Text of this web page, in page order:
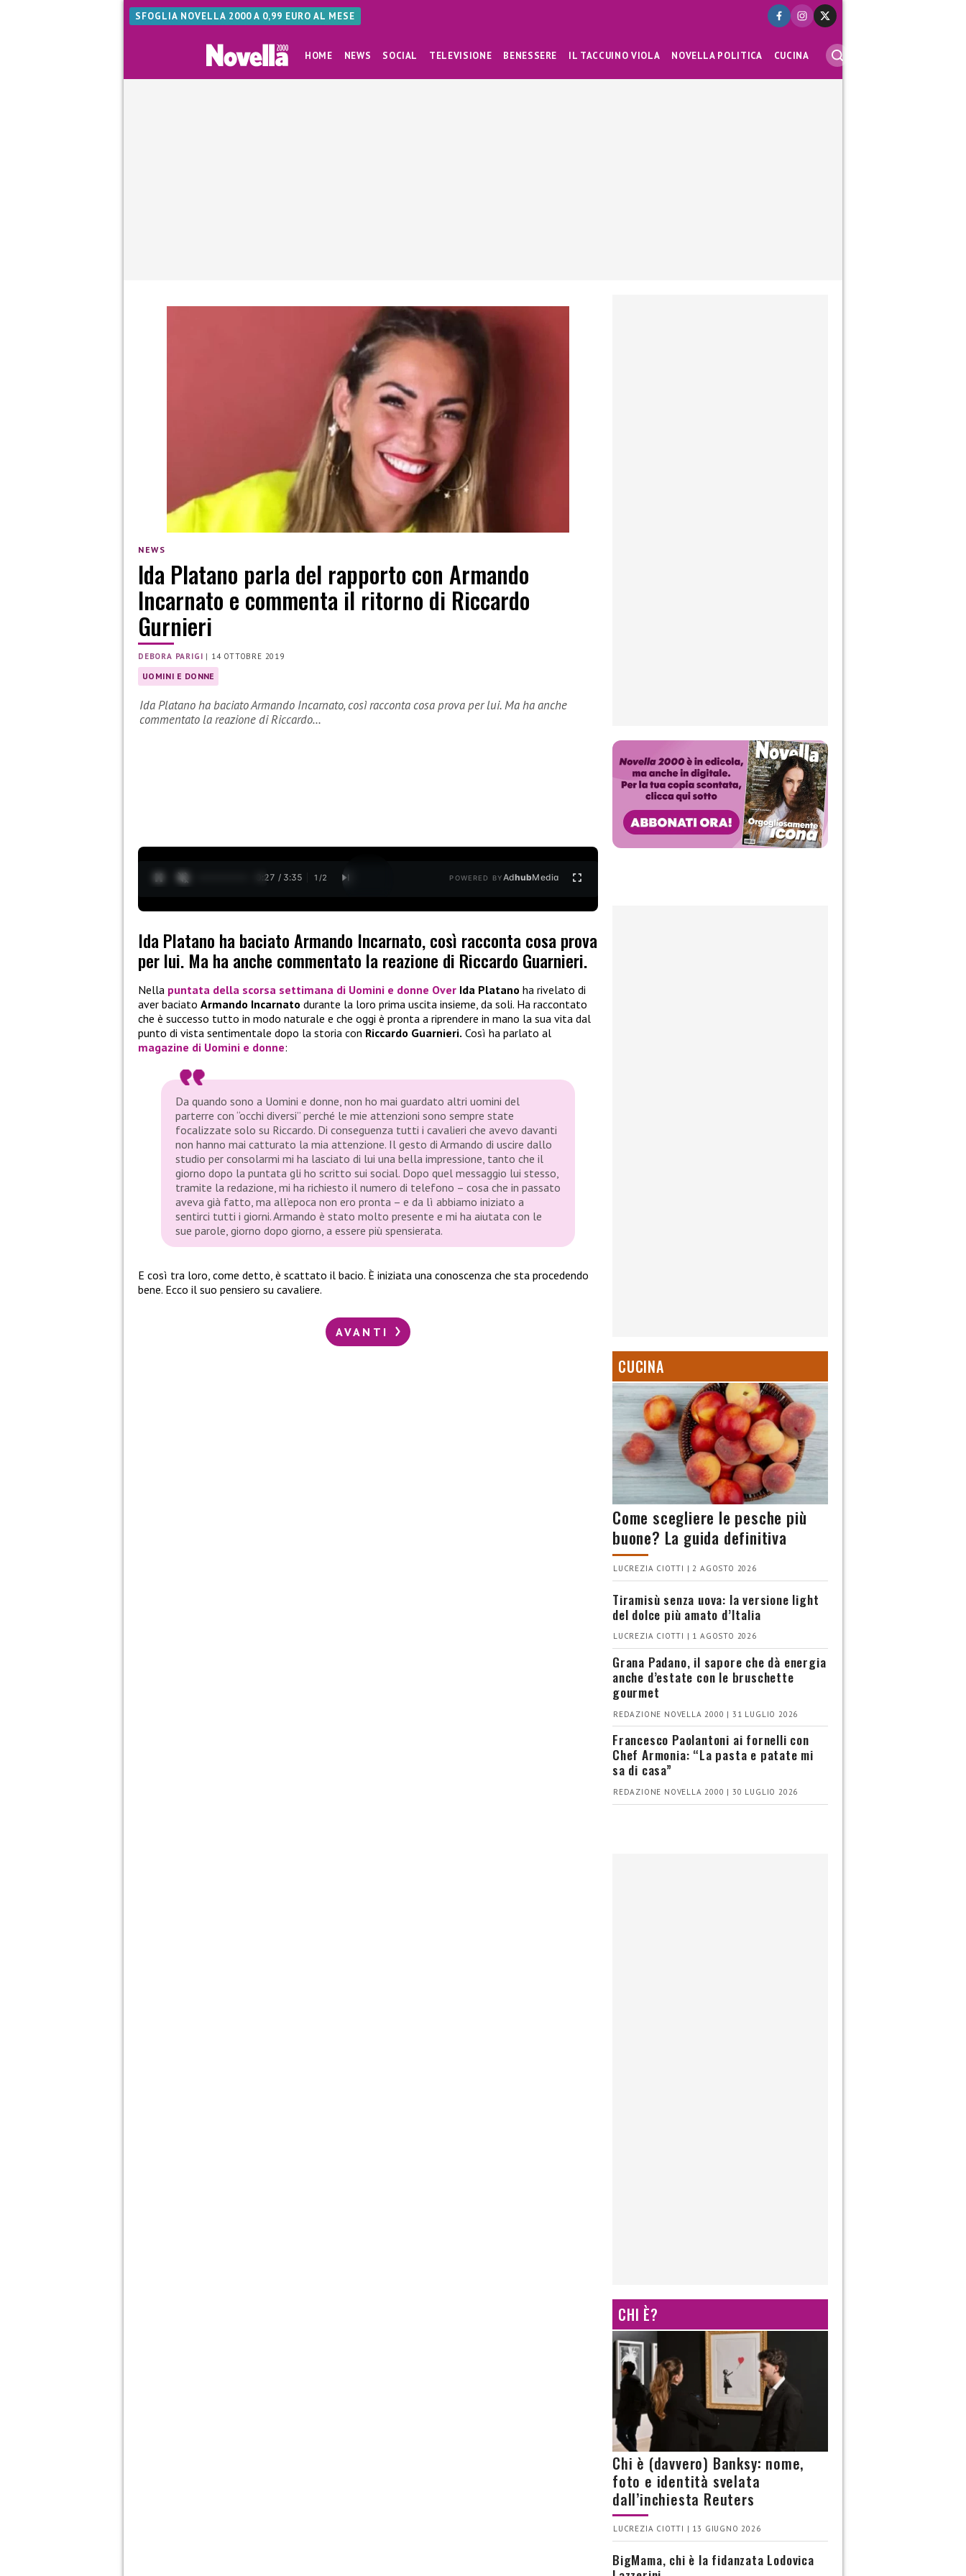
SFOGLIA NOVELLA 2000 A 0,99 EURO AL MESE
HOME NEWS SOCIAL TELEVISIONE BENESSERE IL TACCUINO VIOLA NOVELLA POLITICA CUCINA
NEWS
Ida Platano parla del rapporto con Armando
Incarnato e commenta il ritorno di Riccardo
Gurnieri
DEBORA PARIGI | 14 OTTOBRE 2019
UOMINI E DONNE
Ida Platano ha baciato Armando Incarnato, così racconta cosa prova per lui. Ma ha anche
commentato la reazione di Riccardo…
0:28 / 3:35 1 /2 POWERED BYAdhubMedia
Ida Platano ha baciato Armando Incarnato, così racconta cosa prova
per lui. Ma ha anche commentato la reazione di Riccardo Guarnieri.
Nella puntata della scorsa settimana di Uomini e donne Over Ida Platano ha rivelato di
aver baciato Armando Incarnato durante la loro prima uscita insieme, da soli. Ha raccontato
che è successo tutto in modo naturale e che oggi è pronta a riprendere in mano la sua vita dal
punto di vista sentimentale dopo la storia con Riccardo Guarnieri. Così ha parlato al
magazine di Uomini e donne:
Da quando sono a Uomini e donne, non ho mai guardato altri uomini del
parterre con “occhi diversi” perché le mie attenzioni sono sempre state
focalizzate solo su Riccardo. Di conseguenza tutti i cavalieri che avevo davanti
non hanno mai catturato la mia attenzione. Il gesto di Armando di uscire dallo
studio per consolarmi mi ha lasciato di lui una bella impressione, tanto che il
giorno dopo la puntata gli ho scritto sui social. Dopo quel messaggio lui stesso,
tramite la redazione, mi ha richiesto il numero di telefono – cosa che in passato
aveva già fatto, ma all’epoca non ero pronta – e da lì abbiamo iniziato a
sentirci tutti i giorni. Armando è stato molto presente e mi ha aiutata con le
sue parole, giorno dopo giorno, a essere più spensierata.
E così tra loro, come detto, è scattato il bacio. È iniziata una conoscenza che sta procedendo
bene. Ecco il suo pensiero su cavaliere.
AVANTI
CUCINA
Come scegliere le pesche più
buone? La guida definitiva
LUCREZIA CIOTTI | 2 AGOSTO 2026
Tiramisù senza uova: la versione light
del dolce più amato d’Italia
LUCREZIA CIOTTI | 1 AGOSTO 2026
Grana Padano, il sapore che dà energia
anche d’estate con le bruschette
gourmet
REDAZIONE NOVELLA 2000 | 31 LUGLIO 2026
Francesco Paolantoni ai fornelli con
Chef Armonia: “La pasta e patate mi
sa di casa”
REDAZIONE NOVELLA 2000 | 30 LUGLIO 2026
CHI È?
Chi è (davvero) Banksy: nome,
foto e identità svelata
dall’inchiesta Reuters
LUCREZIA CIOTTI | 13 GIUGNO 2026
BigMama, chi è la fidanzata Lodovica